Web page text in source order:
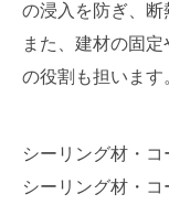
の浸入を防ぎ、断
また、建材の固
の役割も担います
シーリング材・
シーリング材・